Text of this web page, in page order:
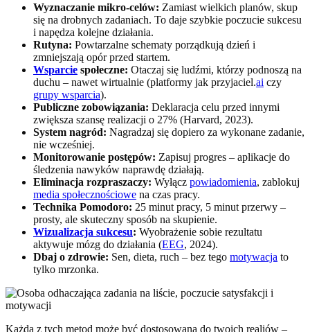
Wyznaczanie mikro-celów: Zamiast wielkich planów, skup
się na drobnych zadaniach. To daje szybkie poczucie sukcesu
i napędza kolejne działania.
Rutyna: Powtarzalne schematy porządkują dzień i
zmniejszają opór przed startem.
Wsparcie społeczne: Otaczaj się ludźmi, którzy podnoszą na
duchu – nawet wirtualnie (platformy jak przyjaciel.ai czy
grupy wsparcia).
Publiczne zobowiązania: Deklaracja celu przed innymi
zwiększa szansę realizacji o 27% (Harvard, 2023).
System nagród: Nagradzaj się dopiero za wykonane zadanie,
nie wcześniej.
Monitorowanie postępów: Zapisuj progres – aplikacje do
śledzenia nawyków naprawdę działają.
Eliminacja rozpraszaczy: Wyłącz powiadomienia, zablokuj
media społecznościowe na czas pracy.
Technika Pomodoro: 25 minut pracy, 5 minut przerwy –
prosty, ale skuteczny sposób na skupienie.
Wizualizacja sukcesu: Wyobrażenie sobie rezultatu
aktywuje mózg do działania (EEG, 2024).
Dbaj o zdrowie: Sen, dieta, ruch – bez tego motywacja to
tylko mrzonka.
Każda z tych metod może być dostosowana do twoich realiów –